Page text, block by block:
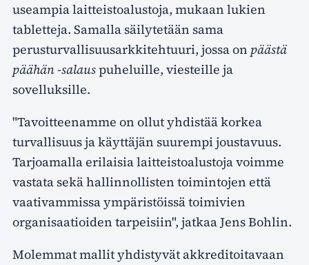
useampia laitteistoalustoja, mukaan lukien
tabletteja. Samalla säilytetään sama
perusturvallisuusarkkitehtuuri, jossa on päästä
päähän -salauspuheluille, viesteille ja
sovelluksille.
"Tavoitteenamme on ollut yhdistää korkea
turvallisuus ja käyttäjän suurempi joustavuus.
Tarjoamalla erilaisia laitteistoalustoja voimme
vastata sekä hallinnollisten toimintojen että
vaativammissa ympäristöissä toimivien
organisaatioiden tarpeisiin", jatkaa Jens Bohlin.
Molemmat mallit yhdistyvät akkreditoitavaan